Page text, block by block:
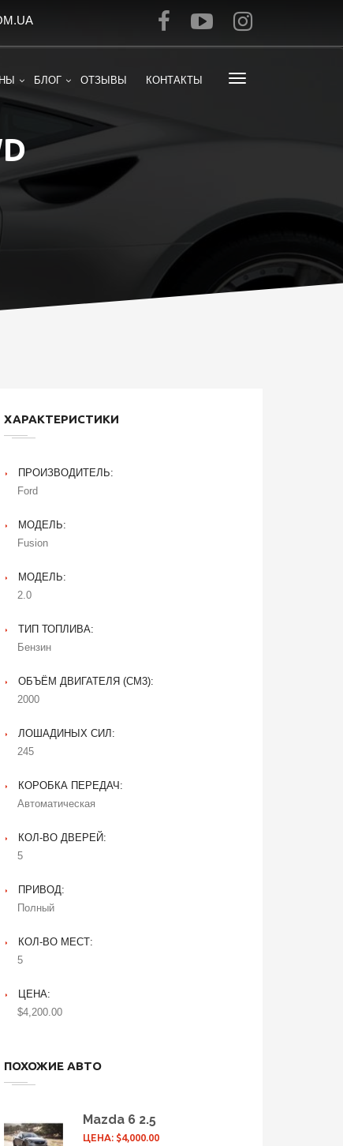
БЛОГ ОТЗЫВЫ КОНТАКТЫ
ХАРАКТЕРИСТИКИ
ПРОИЗВОДИТЕЛЬ:
Ford
МОДЕЛЬ:
Fusion
МОДЕЛЬ:
2.0
ТИП ТОПЛИВА:
Бензин
ОБЪЁМ ДВИГАТЕЛЯ (CM3):
2000
ЛОШАДИНЫХ СИЛ:
245
КОРОБКА ПЕРЕДАЧ:
Автоматическая
КОЛ-ВО ДВЕРЕЙ:
5
ПРИВОД:
Полный
КОЛ-ВО МЕСТ:
5
ЦЕНА:
$4,200.00
ПОХОЖИЕ АВТО
Mazda 6 2.5
ЦЕНА: $4,000.00